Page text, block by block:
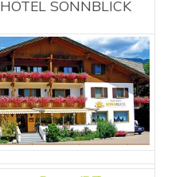
HOTEL SONNBLICK